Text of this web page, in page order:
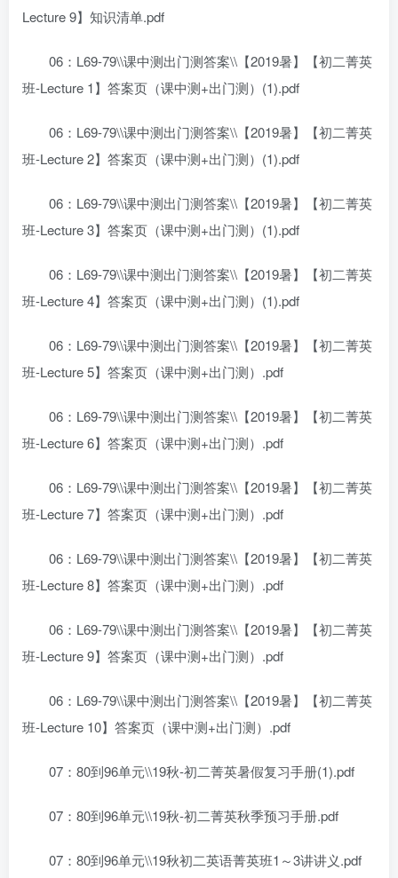
Lecture 9】知识清单.pdf
06：L69-79\\课中测出门测答案\\【2019暑】【初二菁英
班-Lecture 1】答案页（课中测+出门测）(1).pdf
06：L69-79\\课中测出门测答案\\【2019暑】【初二菁英
班-Lecture 2】答案页（课中测+出门测）(1).pdf
06：L69-79\\课中测出门测答案\\【2019暑】【初二菁英
班-Lecture 3】答案页（课中测+出门测）(1).pdf
06：L69-79\\课中测出门测答案\\【2019暑】【初二菁英
班-Lecture 4】答案页（课中测+出门测）(1).pdf
06：L69-79\\课中测出门测答案\\【2019暑】【初二菁英
班-Lecture 5】答案页（课中测+出门测）.pdf
06：L69-79\\课中测出门测答案\\【2019暑】【初二菁英
班-Lecture 6】答案页（课中测+出门测）.pdf
06：L69-79\\课中测出门测答案\\【2019暑】【初二菁英
班-Lecture 7】答案页（课中测+出门测）.pdf
06：L69-79\\课中测出门测答案\\【2019暑】【初二菁英
班-Lecture 8】答案页（课中测+出门测）.pdf
06：L69-79\\课中测出门测答案\\【2019暑】【初二菁英
班-Lecture 9】答案页（课中测+出门测）.pdf
06：L69-79\\课中测出门测答案\\【2019暑】【初二菁英
班-Lecture 10】答案页（课中测+出门测）.pdf
07：80到96单元\\19秋-初二菁英暑假复习手册(1).pdf
07：80到96单元\\19秋-初二菁英秋季预习手册.pdf
07：80到96单元\\19秋初二英语菁英班1～3讲讲义.pdf